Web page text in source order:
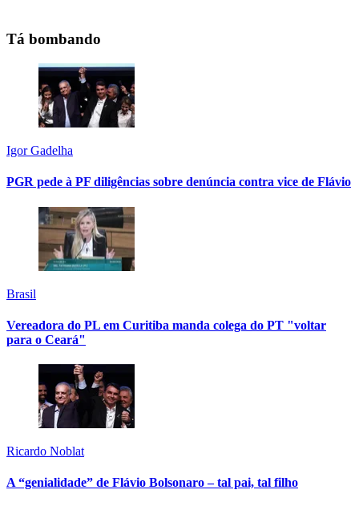
Tá bombando
Igor Gadelha
PGR pede à PF diligências sobre denúncia contra vice de Flávio
Brasil
Vereadora do PL em Curitiba manda colega do PT "voltar
para o Ceará"
Ricardo Noblat
A “genialidade” de Flávio Bolsonaro – tal pai, tal filho